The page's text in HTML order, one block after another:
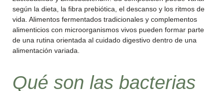
según la dieta, la fibra prebiótica, el descanso y los ritmos de
vida. Alimentos fermentados tradicionales y complementos
alimenticios con microorganismos vivos pueden formar parte
de una rutina orientada al cuidado digestivo dentro de una
alimentación variada.
Qué son las bacterias